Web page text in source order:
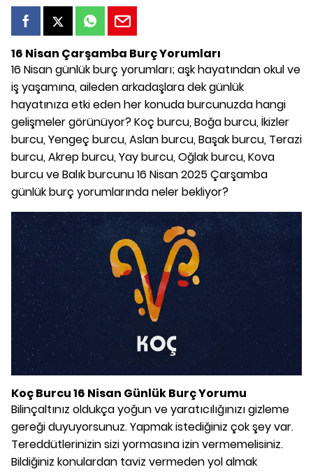
16 Nisan Çarşamba Burç Yorumları
16 Nisan günlük burç yorumları; aşk hayatından okul ve
iş yaşamına, aileden arkadaşlara dek günlük
hayatınıza etki eden her konuda burcunuzda hangi
gelişmeler görünüyor? Koç burcu, Boğa burcu, İkizler
burcu, Yengeç burcu, Aslan burcu, Başak burcu, Terazi
burcu, Akrep burcu, Yay burcu, Oğlak burcu, Kova
burcu ve Balık burcunu 16 Nisan 2025 Çarşamba
günlük burç yorumlarında neler bekliyor?
Koç Burcu 16 Nisan Günlük Burç Yorumu
Bilinçaltınız oldukça yoğun ve yaratıcılığınızı gizleme
gereği duyuyorsunuz. Yapmak istediğiniz çok şey var.
Tereddütlerinizin sizi yormasına izin vermemelisiniz.
Bildiğiniz konulardan taviz vermeden yol almak